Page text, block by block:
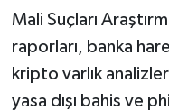
Mali Suçları
raporları, banka
kripto varlık
yasa dışı bahis ve